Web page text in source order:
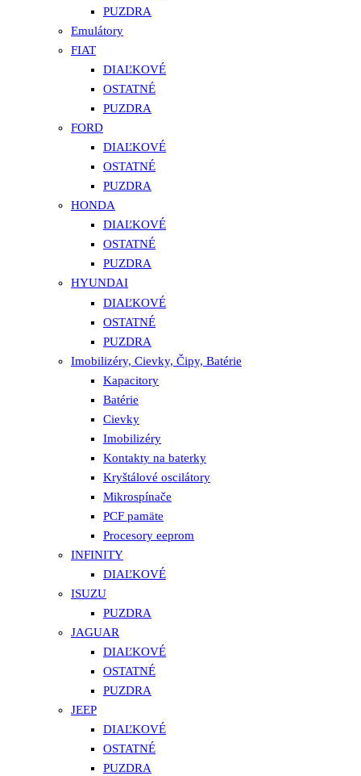
PUZDRA
Emulátory
FIAT
DIAĽKOVÉ
OSTATNÉ
PUZDRA
FORD
DIAĽKOVÉ
OSTATNÉ
PUZDRA
HONDA
DIAĽKOVÉ
OSTATNÉ
PUZDRA
HYUNDAI
DIAĽKOVÉ
OSTATNÉ
PUZDRA
Imobilizéry, Cievky, Čipy, Batérie
Kapacitory
Batérie
Cievky
Imobilizéry
Kontakty na baterky
Kryštálové oscilátory
Mikrospínače
PCF pamäte
Procesory eeprom
INFINITY
DIAĽKOVÉ
ISUZU
PUZDRA
JAGUAR
DIAĽKOVÉ
OSTATNÉ
PUZDRA
JEEP
DIAĽKOVÉ
OSTATNÉ
PUZDRA